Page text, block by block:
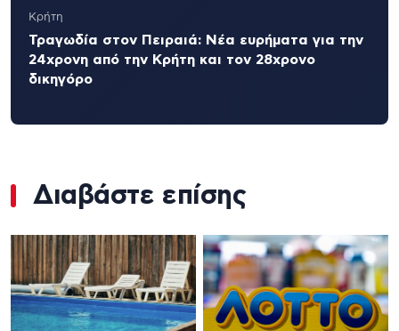
Κρήτη
Τραγωδία στον Πειραιά: Νέα ευρήματα για την
24χρονη από την Κρήτη και τον 28χρονο
δικηγόρο
Διαβάστε επίσης